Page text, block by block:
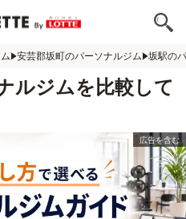
安芸郡坂町のパーソナルジム 坂駅の
ルジムを比較して